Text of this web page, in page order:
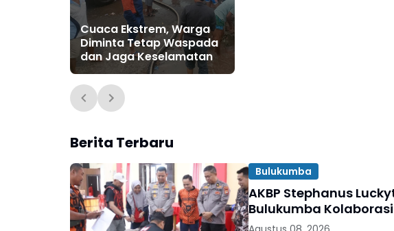
Cuaca Ekstrem, Warga
Diminta Tetap Waspada
dan Jaga Keselamatan
Berita Terbaru
Bulukumba
AKBP Stephanus
Bulukumba